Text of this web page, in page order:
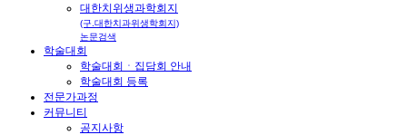
대한치위생과학회지
(구.대한치과위생학회지)
논문검색
학술대회
학술대회ㆍ집담회 안내
학술대회 등록
전문가과정
커뮤니티
공지사항